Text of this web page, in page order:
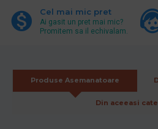
Cel mai mic pret
Ai gasit un pret mai mic?
Promitem sa il echivalam.
Produse Asemanatoare
Din aceeasi